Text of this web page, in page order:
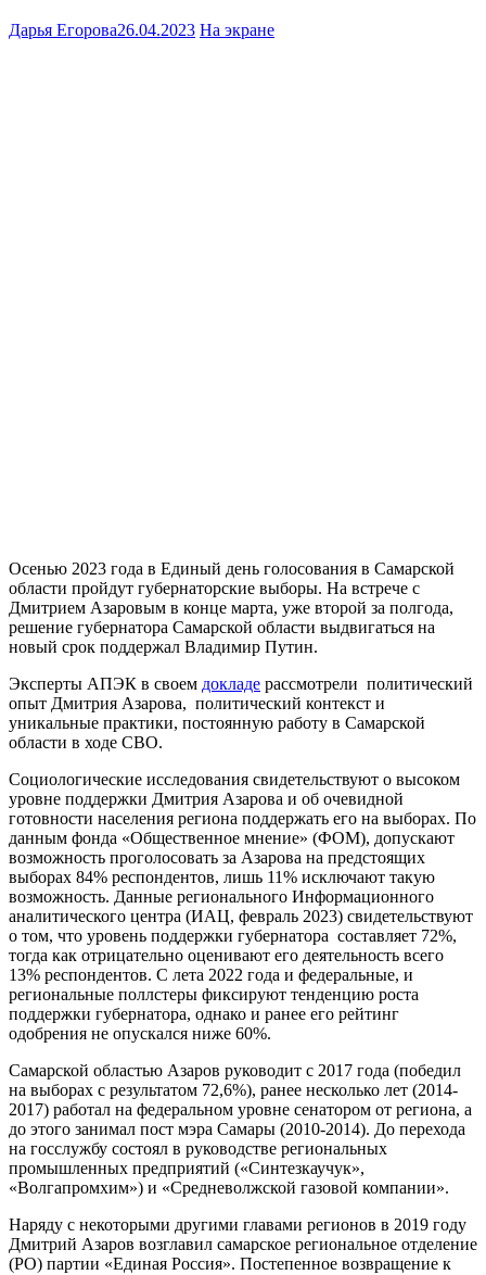
Дарья Егорова26.04.2023 На экране
Осенью 2023 года в Единый день голосования в Самарской
области пройдут губернаторские выборы. На встрече с
Дмитрием Азаровым в конце марта, уже второй за полгода,
решение губернатора Самарской области выдвигаться на
новый срок поддержал Владимир Путин.
Эксперты АПЭК в своем докладе рассмотрели политический
опыт Дмитрия Азарова, политический контекст и
уникальные практики, постоянную работу в Самарской
области в ходе СВО.
Социологические исследования свидетельствуют о высоком
уровне поддержки Дмитрия Азарова и об очевидной
готовности населения региона поддержать его на выборах. По
данным фонда «Общественное мнение» (ФОМ), допускают
возможность проголосовать за Азарова на предстоящих
выборах 84% респондентов, лишь 11% исключают такую
возможность. Данные регионального Информационного
аналитического центра (ИАЦ, февраль 2023) свидетельствуют
о том, что уровень поддержки губернатора составляет 72%,
тогда как отрицательно оценивают его деятельность всего
13% респондентов. С лета 2022 года и федеральные, и
региональные поллстеры фиксируют тенденцию роста
поддержки губернатора, однако и ранее его рейтинг
одобрения не опускался ниже 60%.
Самарской областью Азаров руководит с 2017 года (победил
на выборах с результатом 72,6%), ранее несколько лет (2014-
2017) работал на федеральном уровне сенатором от региона, а
до этого занимал пост мэра Самары (2010-2014). До перехода
на госслужбу состоял в руководстве региональных
промышленных предприятий («Синтезкаучук»,
«Волгапромхим») и «Средневолжской газовой компании».
Наряду с некоторыми другими главами регионов в 2019 году
Дмитрий Азаров возглавил самарское региональное отделение
(РО) партии «Единая Россия». Постепенное возвращение к